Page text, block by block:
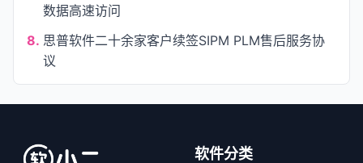
数据高速访问
8. 思普软件二十余家客户续签SIPM PLM售后服务协
议
软件分类